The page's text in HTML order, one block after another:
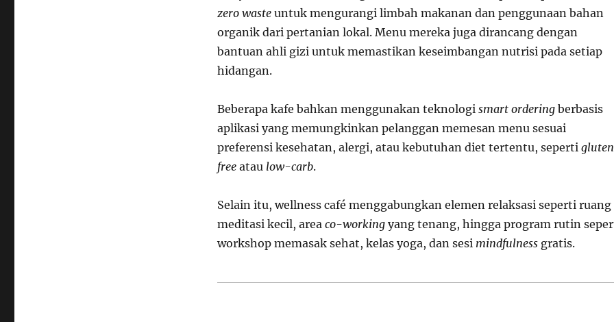
zero wasteuntuk mengurangi limbah makanan dan penggunaan bahan
organik dari pertanian lokal. Menu mereka juga dirancang dengan
bantuan ahli gizi untuk memastikan keseimbangan nutrisi pada setiap
hidangan.
Beberapa kafe bahkan menggunakan teknologi smart orderingberbasis
aplikasi yang memungkinkan pelanggan memesan menu sesuai
preferensi kesehatan, alergi, atau kebutuhan diet tertentu, seperti
freeatau low-carb.
Selain itu, wellness café menggabungkan elemen relaksasi seperti ruang
meditasi kecil, area co-workingyang tenang, hingga program rutin
workshop memasak sehat, kelas yoga, dan sesi mindfulnessgratis.